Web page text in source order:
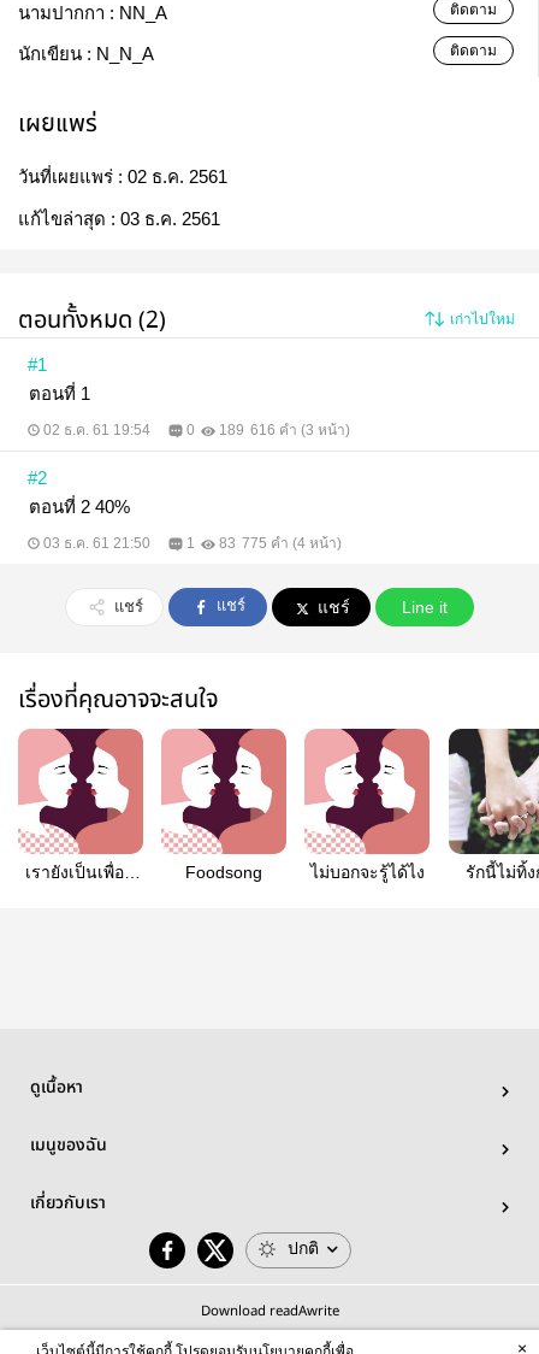
นามปากกา : NN_A ติดตาม
นักเขียน : N_N_A ติดตาม
เผยแพร่
วันที่เผยแพร่ : 02 ธ.ค. 2561
แก้ไขล่าสุด : 03 ธ.ค. 2561
ตอนทั้งหมด (2) เก่าไปใหม่
#1
ตอนที่ 1
02 ธ.ค. 61 19:54 0 189 616 คำ (3 หน้า)
#2
ตอนที่ 2 40%
03 ธ.ค. 61 21:50 1 83 775 คำ (4 หน้า)
แชร์ แชร์ แชร์ Line it
เรื่องที่คุณอาจจะสนใจ
เรายังเป็นเพื่อน
Foodsong ไม่บอกจะรู้ได้ไง รักนี้ไม่ทิ้
ดูเนื้อหา
เมนูของฉัน
เกี่ยวกับเรา
ปกติ
Download readAwrite
×